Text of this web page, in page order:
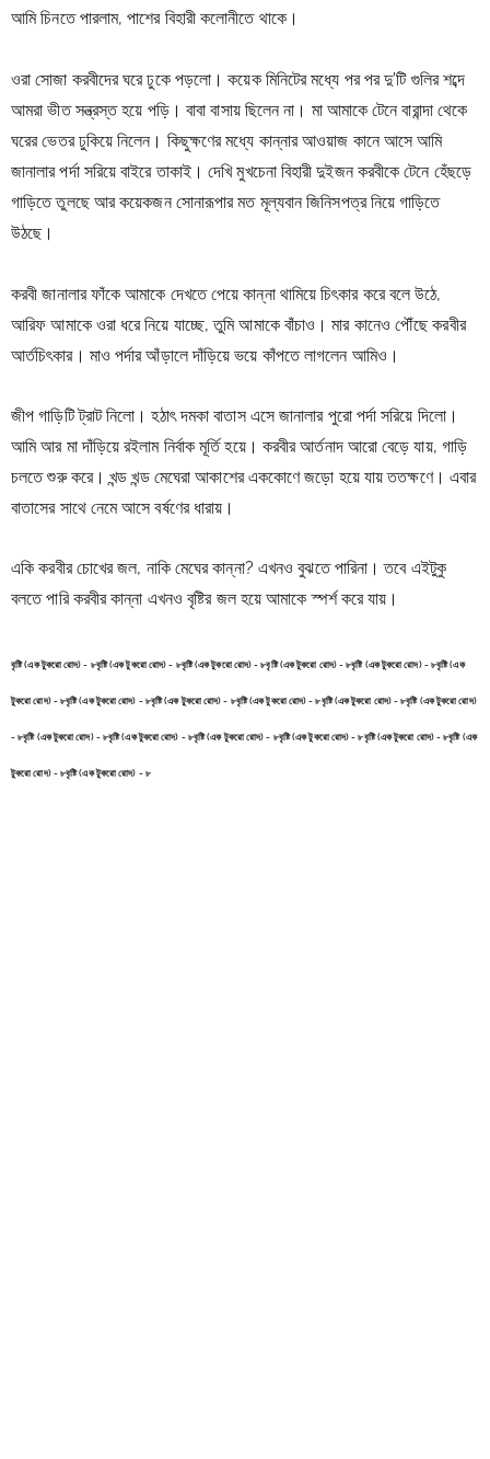
আমি চিনতে পারলাম, পাশের বিহারী কলোনীতে থাকে।
ওরা সোজা করবীদের ঘরে ঢুকে পড়লো। কয়েক মিনিটের মধ্যে পর পর দু'টি গুলির শব্দে
আমরা ভীত সন্ত্রস্ত হয়ে পড়ি। বাবা বাসায় ছিলেন না। মা আমাকে টেনে বারান্দা থেকে
ঘরের ভেতর ঢুকিয়ে নিলেন। কিছুক্ষণের মধ্যে কান্নার আওয়াজ কানে আসে আমি
জানালার পর্দা সরিয়ে বাইরে তাকাই। দেখি মুখচেনা বিহারী দুইজন করবীকে টেনে হেঁছড়ে
গাড়িতে তুলছে আর কয়েকজন সোনারূপার মত মূল্যবান জিনিসপত্র নিয়ে গাড়িতে
উঠছে।
করবী জানালার ফাঁকে আমাকে দেখতে পেয়ে কান্না থামিয়ে চিৎকার করে বলে উঠে,
আরিফ আমাকে ওরা ধরে নিয়ে যাচ্ছে, তুমি আমাকে বাঁচাও। মার কানেও পৌঁছে করবীর
আর্তচিৎকার। মাও পর্দার আঁড়ালে দাঁড়িয়ে ভয়ে কাঁপতে লাগলেন আমিও।
জীপ গাড়িটি ট্রাট নিলো। হঠাৎ দমকা বাতাস এসে জানালার পুরো পর্দা সরিয়ে দিলো।
আমি আর মা দাঁড়িয়ে রইলাম নির্বাক মূর্তি হয়ে। করবীর আর্তনাদ আরো বেড়ে যায়, গাড়ি
চলতে শুরু করে। খন্ড খন্ড মেঘেরা আকাশের এককোণে জড়ো হয়ে যায় ততক্ষণে। এবার
বাতাসের সাথে নেমে আসে বর্ষণের ধারায়।
একি করবীর চোখের জল, নাকি মেঘের কান্না? এখনও বুঝতে পারিনা। তবে এইটুকু
বলতে পারি করবীর কান্না এখনও বৃষ্টির জল হয়ে আমাকে স্পর্শ করে যায়।
বৃষ্টি (এক টুকরো রোদ) - ৮বৃষ্টি (এক টুকরো রোদ) - ৮বৃষ্টি (এক টুকরো রোদ) - ৮বৃষ্টি (এক টুকরো রোদ) - ৮বৃষ্টি (এক টুকরো রোদ) - ৮বৃষ্টি (এক
টুকরো রোদ) - ৮বৃষ্টি (এক টুকরো রোদ) - ৮বৃষ্টি (এক টুকরো রোদ) - ৮বৃষ্টি (এক টুকরো রোদ) - ৮বৃষ্টি (এক টুকরো রোদ) - ৮বৃষ্টি (এক টুকরো রোদ)
- ৮বৃষ্টি (এক টুকরো রোদ) - ৮বৃষ্টি (এক টুকরো রোদ) - ৮বৃষ্টি (এক টুকরো রোদ) - ৮বৃষ্টি (এক টুকরো রোদ) - ৮বৃষ্টি (এক টুকরো রোদ) - ৮বৃষ্টি (এক
টুকরো রোদ) - ৮বৃষ্টি (এক টুকরো রোদ) - ৮